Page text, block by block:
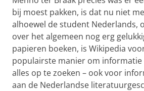
bij moest pakken, is dat nu niet
alhoewel de student Nederlands,
over het algemeen nog erg
papieren boeken, is Wikipedia
populairste manier om informatie
alles op te zoeken – ook voor
aan de Nederlandse